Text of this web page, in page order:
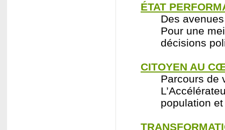
ÉTAT
Des
Pour une
décisions
CITOYEN AU
Parcours de
population